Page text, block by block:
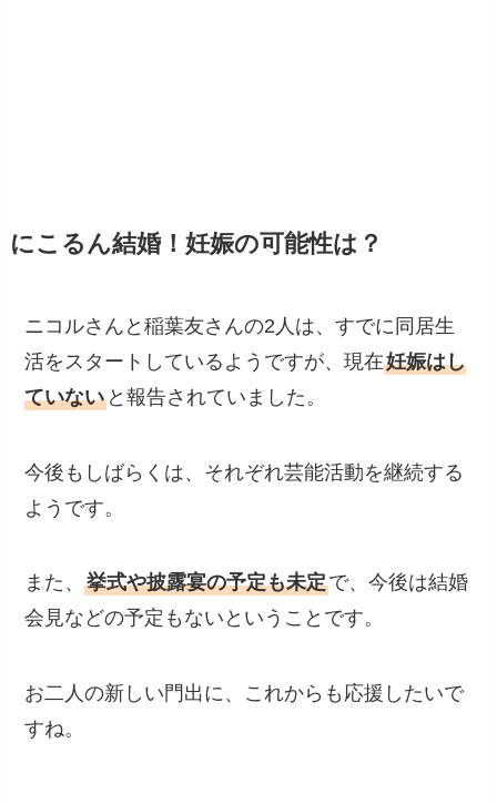
にこるん結婚！妊娠の可能性は？
ニコルさんと稲葉友さんの2人は、すでに同居生
活をスタートしているようですが、現在妊娠はし
ていない と報告されていました。
今後もしばらくは、それぞれ芸能活動を継続する
ようです。
また、挙式や披露宴の予定も未定で、今後は結婚
会見などの予定もないということです。
お二人の新しい門出に、これからも応援したいで
すね。